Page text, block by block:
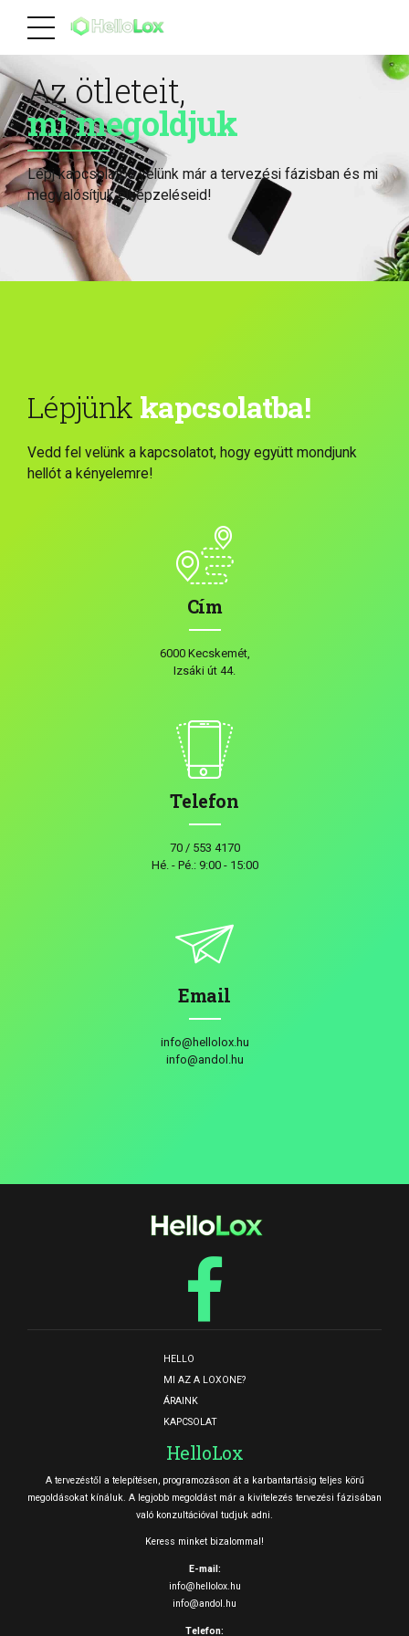
Az ötleteit,
mi megoldjuk
Lépj kapcsolatba velünk már a tervezési fázisban és mi
megvalósítjuk elképzeléseid!
Lépjünk kapcsolatba!
Vedd fel velünk a kapcsolatot, hogy együtt mondjunk
hellót a kényelemre!
Cím
6000 Kecskemét,
Izsáki út 44.
Telefon
70 / 553 4170
Hé. - Pé.: 9:00 - 15:00
Email
info@hellolox.hu
info@andol.hu
HELLO
MI AZ A LOXONE?
ÁRAINK
KAPCSOLAT
HelloLox
A tervezéstől a telepítésen, programozáson át a karbantartásig teljes körű
megoldásokat kínáluk. A legjobb megoldást már a kivitelezés tervezési fázisában
való konzultációval tudjuk adni.
Keress minket bizalommal!
E-mail:
info@hellolox.hu
info@andol.hu
Telefon: